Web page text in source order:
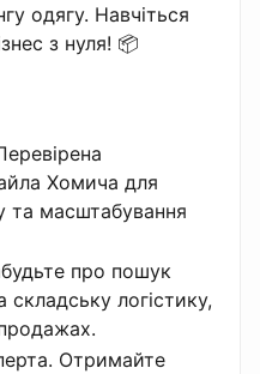
одягу. Навчіться
з нуля! 📦
Хомича для
та масштабування
про пошук
складську логістику,
Отримайте